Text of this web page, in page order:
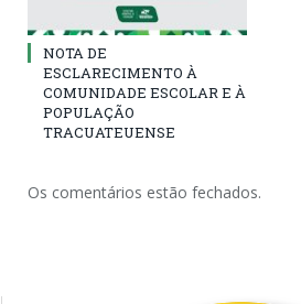
NOTA DE
ESCLARECIMENTO À
COMUNIDADE ESCOLAR E À
POPULAÇÃO
TRACUATEUENSE
Os comentários estão fechados.